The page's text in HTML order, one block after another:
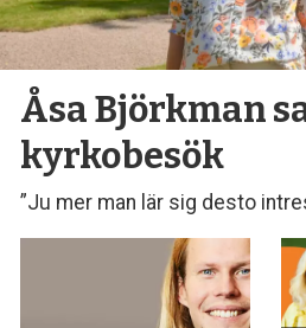
Åsa Björkman
kyrkobesök
”Ju mer man lär sig desto